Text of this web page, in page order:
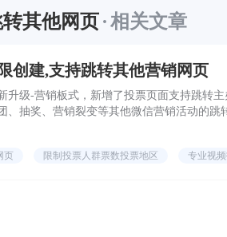
其他网页·相关文章
创建,支持跳转其他营销网页
升级-营销板式，新增了投票页面支持跳转
、抽奖、营销裂变等其他微信营销活动的跳
页 限制投票人群票数投票地区 专业视